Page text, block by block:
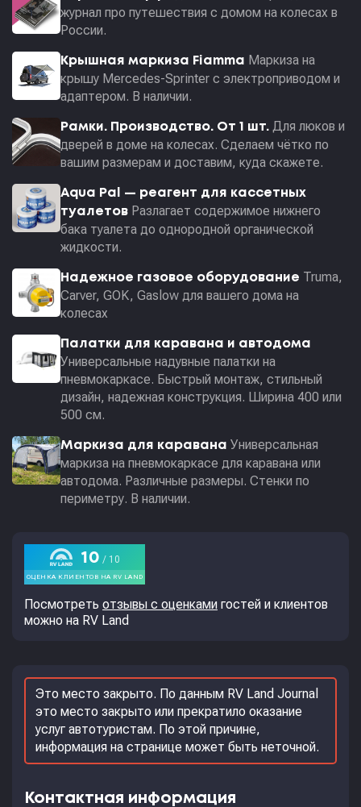
журнал про путешествия с домом на колесах в
России.
Крышная маркиза Fiamma Маркиза на
крышу Mercedes-Sprinter с электроприводом и
адаптером. В наличии.
Рамки. Производство. От 1 шт. Для люков и
дверей в доме на колесах. Сделаем чётко по
вашим размерам и доставим, куда скажете.
Aqua Pal — pеагент для кассетных
туалетов Разлагает содержимое нижнего
бака туалета до однородной органической
жидкости.
Надежное газовое оборудование Truma,
Carver, GOK, Gaslow для вашего дома на
колесах
Палатки для каравана и автодома
Универсальные надувные палатки на
пневмокаркасе. Быстрый монтаж, стильный
дизайн, надежная конструкция. Ширина 400 или
500 см.
Маркиза для каравана Универсальная
маркиза на пневмокаркасе для каравана или
автодома. Различные размеры. Стенки по
периметру. В наличии.
Посмотреть отзывы с оценками гостей и клиентов
можно на RV Land
Это место закрыто. По данным RV Land Journal
это место закрыто или прекратило оказание
услуг автотуристам. По этой причине,
информация на странице может быть неточной.
Контактная информация